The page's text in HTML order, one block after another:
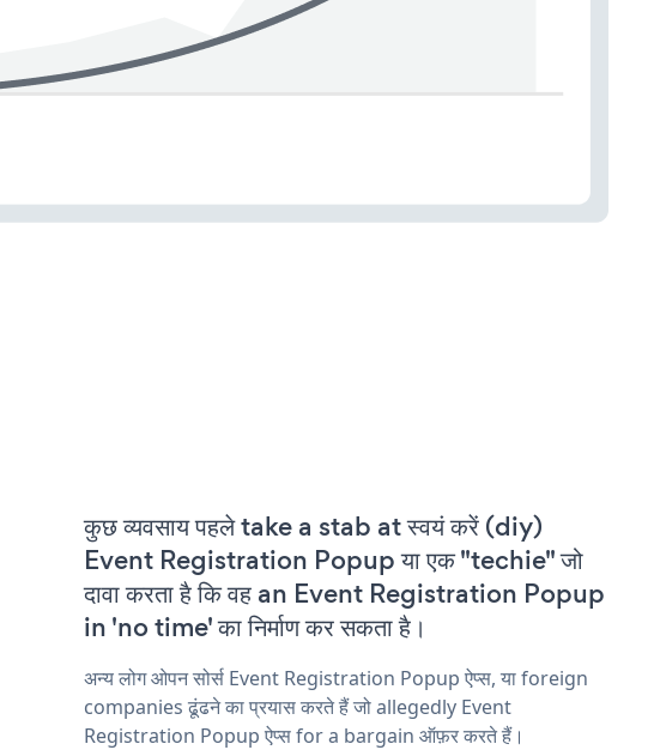
कुछ व्यवसाय पहले take a stab at स्वयं करें (diy)
Event Registration Popup या एक "techie" जो
दावा करता है कि वह an Event Registration Popup
in 'no time' का निर्माण कर सकता है।
अन्य लोग ओपन सोर्स Event Registration Popup ऐप्स, या foreign
companies ढूंढने का प्रयास करते हैं जो allegedly Event
Registration Popup ऐप्स for a bargain ऑफ़र करते हैं।